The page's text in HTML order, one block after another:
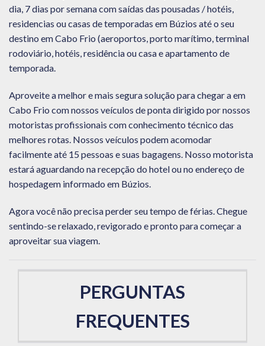
dia, 7 dias por semana com saídas das pousadas / hotéis,
residencias ou casas de temporadas em Búzios até o seu
destino em Cabo Frio (aeroportos, porto marítimo, terminal
rodoviário, hotéis, residência ou casa e apartamento de
temporada.
Aproveite a melhor e mais segura solução para chegar a em
Cabo Frio com nossos veículos de ponta dirigido por nossos
motoristas profissionais com conhecimento técnico das
melhores rotas. Nossos veículos podem acomodar
facilmente até 15 pessoas e suas bagagens. Nosso motorista
estará aguardando na recepção do hotel ou no endereço de
hospedagem informado em Búzios.
Agora você não precisa perder seu tempo de férias. Chegue
sentindo-se relaxado, revigorado e pronto para começar a
aproveitar sua viagem.
PERGUNTAS
FREQUENTES